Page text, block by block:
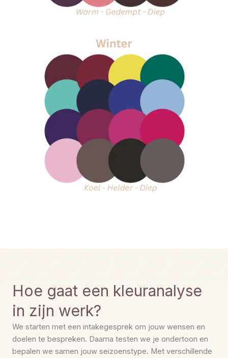
Hoe gaat een kleuranalyse
in zijn werk?
We starten met een intakegesprek om jouw wensen en
doelen te bespreken. Daarna testen we je ondertoon en
bepalen we samen jouw seizoenstype. Met verschillende